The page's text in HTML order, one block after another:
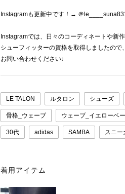
Instagramも更新中です！→ ＠
Instagramでは、日々のコーディネートや新
シューフィッターの資格を取得しましたの
お問い合わせください♩
LE TALON ルタロン シューズ
骨格_ウェーブ ウェーブ_イエローベ
30代 adidas SAMBA スニー
着用アイテム